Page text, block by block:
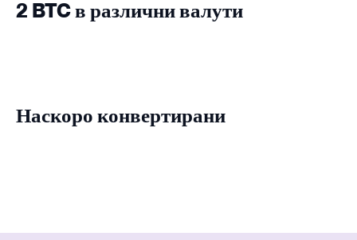
2 BTC в различни валути
Наскоро конвертирани